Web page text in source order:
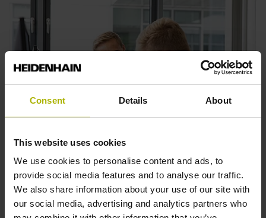
Consent Details About
This website uses cookies
We use cookies to personalise content and ads, to
provide social media features and to analyse our traffic.
We also share information about your use of our site with
our social media, advertising and analytics partners who
Abschlussarbeit
Der Studienabschluss als perfekter Start ins Berufsleben.
Sowohl der Studierende als auch das Unternehmen